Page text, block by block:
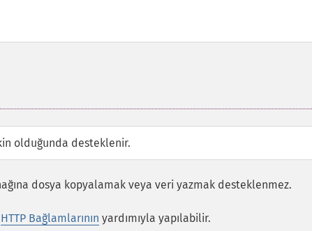
olduğunda desteklenir.
dosya kopyalamak veya veri yazmak desteklenmez.
HTTP Bağlamlarının yardımıyla yapılabilir.